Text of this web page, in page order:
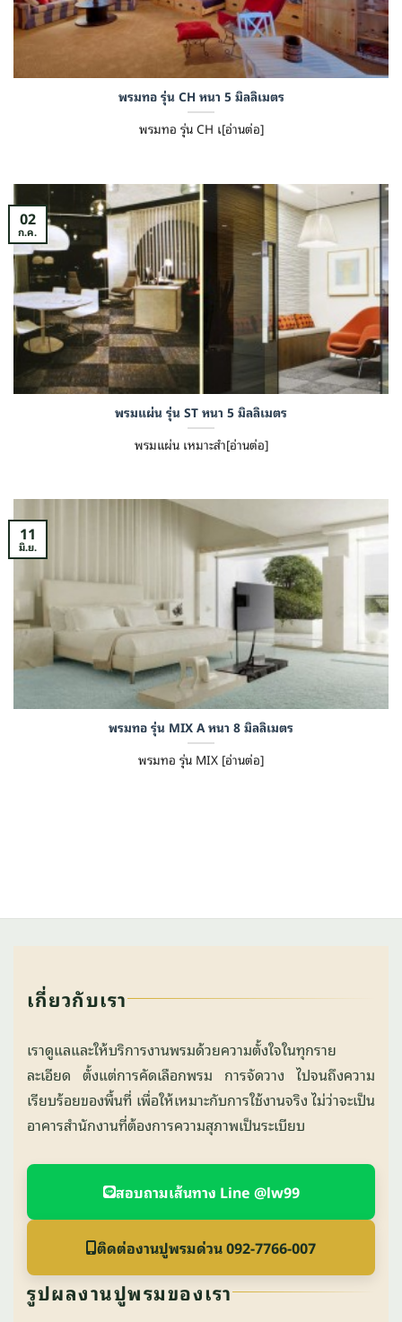
พรมทอ รุ่น CH หนา 5 มิลลิเมตร
พรมทอ รุ่น CH เ[อ่านต่อ]
พรมแผ่น รุ่น ST หนา 5 มิลลิเมตร
พรมแผ่น เหมาะสำ[อ่านต่อ]
02
ก.ค.
พรมทอ รุ่น MIX A หนา 8 มิลลิเมตร
พรมทอ รุ่น MIX [อ่านต่อ]
11
มิ.ย.
เกี่ยวกับเรา
เราดูแลและให้บริการงานพรมด้วยความตั้งใจในทุกราย
ละเอียด ตั้งแต่การคัดเลือกพรม การจัดวาง ไปจนถึงความ
เรียบร้อยของพื้นที่ เพื่อให้เหมาะกับการใช้งานจริง ไม่ว่าจะเป็น
อาคารสำนักงานที่ต้องการความสุภาพเป็นระเบียบ
สอบถามเส้นทาง Line @lw99
ติดต่องานปูพรมด่วน 092-7766-007
รูปผลงานปูพรมของเรา